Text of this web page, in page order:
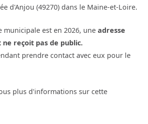
d'Anjou (49270) dans le Maine-et-Loire.
municipale est en 2026, une adresse
reçoit pas de public.
prendre contact avec eux pour le
plus d'informations sur cette